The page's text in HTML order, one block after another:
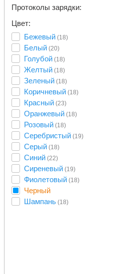
Протоколы зарядки:
Цвет:
Бежевый (18)
Белый (20)
Голубой (18)
Желтый (18)
Зеленый (18)
Коричневый (18)
Красный (23)
Оранжевый (18)
Розовый (18)
Серебристый (19)
Серый (18)
Синий (22)
Сиреневый (19)
Фиолетовый (18)
Черный
Шампань (18)